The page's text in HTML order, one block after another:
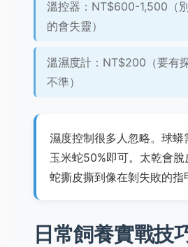
溫控器：NT$600-1,500（
的會失靈）
溫濕度計：NT$200（要有
不準）
濕度控制很多人忽略。球蟒
玉米蛇50%即可。太乾會
蛇撕皮撕到像在剝失敗的指
日常飼養實戰技